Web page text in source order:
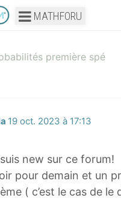
MATHFORU
première spé
19 oct. 2023 à 17:13
new sur ce forum!
pour demain et un
( c’est le cas de le